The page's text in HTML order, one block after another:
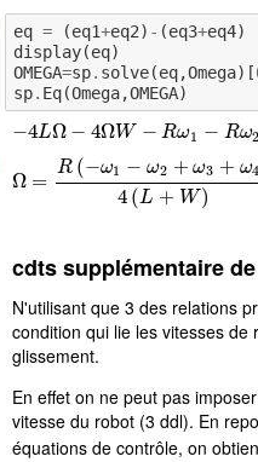
eq = (eq1+eq2) - (eq3+eq4)
display(eq)
OMEGA=sp. solve(eq,Omega)[
sp. Eq(Omega,OMEGA)
−4LΩ − 4ΩW − Rω1 − Rω
−4LΩ−4Ω W−Rω 1− Rω2+ Rω3+R
Ω =
R (−ω1 − ω2 + ω3 + ω
4 (L + W)
Ω=R −ω1−ω2+ω3+ω4)4(L+W)
cdts supplémentaire
N'utilisant que 3 des relations
condition qui lie les vitesses de
glissement.
En effet on ne peut pas
vitesse du robot (3 ddl). En
équations de contrôle, on